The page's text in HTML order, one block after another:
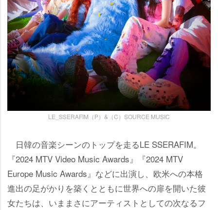
LE_SSERAFIM（P）&（C）SOURCE MUSIC
日韓の音楽シーンのトップを走るLE SSERAFIM。
『2024 MTV Video Music Awards』『2024 MTV
Europe Music Awards』などに出演し、欧米への本格
進出の足がかりを築くとともに世界への扉を開いた彼
女たちは、いままさにアーティストとしての次なるフ